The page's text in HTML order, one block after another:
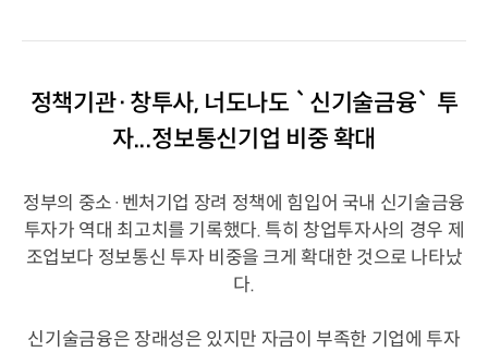
정책기관·창투사, 너도나도 `신기술금융` 투
자...정보통신기업 비중 확대
정부의 중소·벤처기업 장려 정책에 힘입어 국내 신기술금융
투자가 역대 최고치를 기록했다. 특히 창업투자사의 경우 제
조업보다 정보통신 투자 비중을 크게 확대한 것으로 나타났
다.
신기술금융은 장래성은 있지만 자금이 부족한 기업에 투자